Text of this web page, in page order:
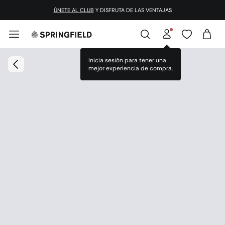
ÚNETE AL CLUB Y DISFRUTA DE LAS VENTAJAS